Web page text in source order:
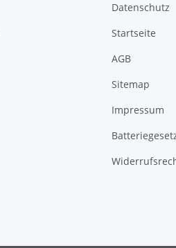
Datenschutz
Startseite
AGB
Sitemap
Impressum